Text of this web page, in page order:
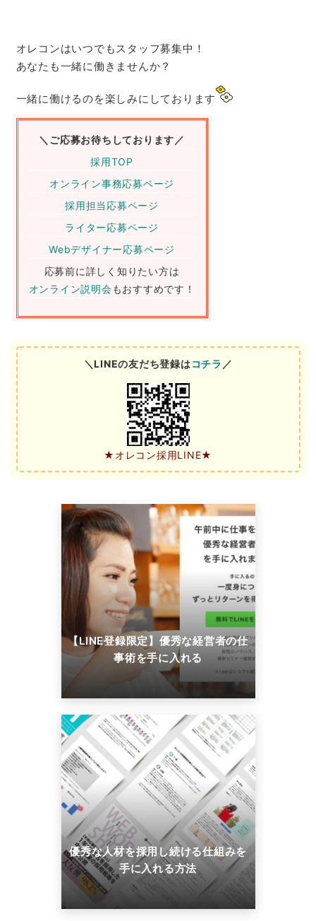
オレコンはいつでもスタッフ募集中！
あなたも一緒に働きませんか？
一緒に働けるのを楽しみにしております
＼ご応募お待ちしております／
採用TOP
オンライン事務応募ページ
採用担当応募ページ
ライター応募ページ
Webデザイナー応募ページ
応募前に詳しく知りたい方は
オンライン説明会もおすすめです！
＼LINEの友だち登録はコチラ ／
★オレコン採用LINE★
【LINE登録限定】優秀な経営者の仕
事術を手に入れる
優秀な人材を採用し続ける仕組みを
手に入れる方法